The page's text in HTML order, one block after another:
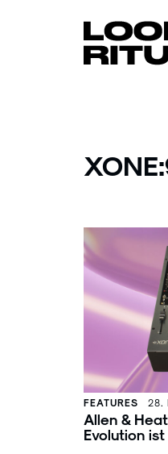
FEATURES 28.
Allen &
Evolution